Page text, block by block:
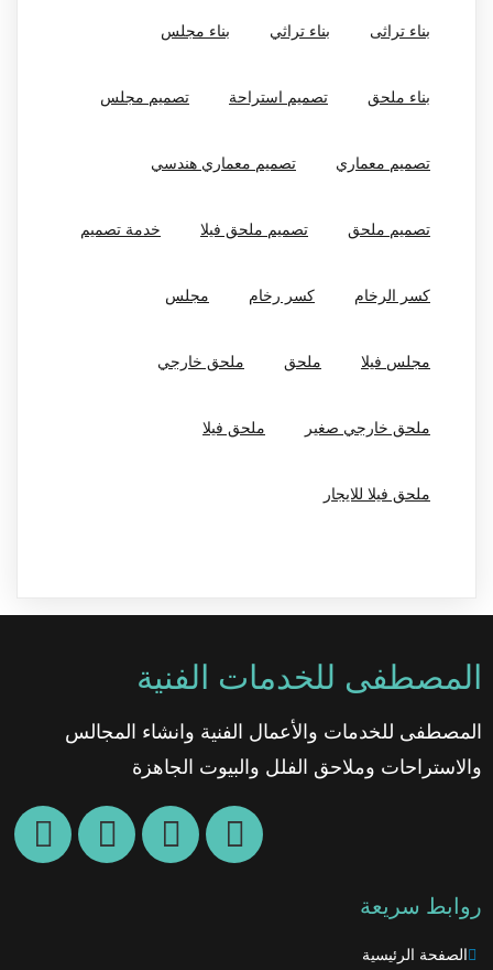
بناء تراثى بناء تراثي بناء مجلس
بناء ملحق تصميم استراحة تصميم مجلس
تصميم معماري تصميم معماري هندسي
تصميم ملحق تصميم ملحق فيلا خدمة تصميم
كسر الرخام كسر رخام مجلس
مجلس فيلا ملحق ملحق خارجي
ملحق خارجي صغير ملحق فيلا
ملحق فيلا للايجار
المصطفى للخدمات الفنية
المصطفى للخدمات والأعمال الفنية وانشاء المجالس
والاستراحات وملاحق الفلل والبيوت الجاهزة
روابط سريعة
الصفحة الرئيسية